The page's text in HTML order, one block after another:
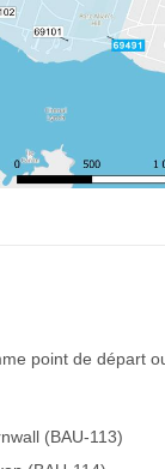
point de départ
(BAU-113)